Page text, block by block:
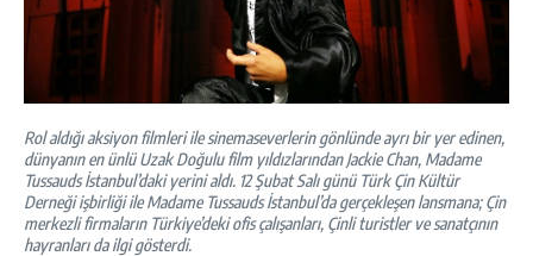
Rol aldığı aksiyon filmleri ile sinemaseverlerin gönlünde ayrı bir yer edinen,
dünyanın en ünlü Uzak Doğulu film yıldızlarından Jackie Chan, Madame
Tussauds İstanbul’daki yerini aldı. 12 Şubat Salı günü Türk Çin Kültür
Derneği işbirliği ile Madame Tussauds İstanbul’da gerçekleşen lansmana; Çin
merkezli firmaların Türkiye’deki ofis çalışanları, Çinli turistler ve sanatçının
hayranları da ilgi gösterdi.